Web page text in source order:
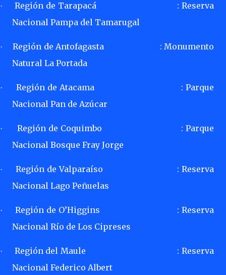
· Región de Tarapacá
: Reserva
Nacional Pampa del Tamarugal
· Región de Antofagasta
: Monumento
Natural La Portada
· Región de Atacama
: Parque
Nacional Pan de Azúcar
· Región de Coquimbo
: Parque
Nacional Bosque Fray Jorge
· Región de Valparaíso
: Reserva
Nacional Lago Peñuelas
· Región de O’Higgins
: Reserva
Nacional Río de Los Cipreses
· Región del Maule
: Reserva
Nacional Federico Albert